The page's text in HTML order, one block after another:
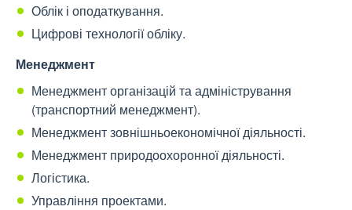
Облік і оподаткування.
Цифрові технології обліку.
Менеджмент
Менеджмент організацій та адміністрування
(транспортний менеджмент).
Менеджмент зовнішньоекономічної діяльності.
Менеджмент природоохоронної діяльності.
Логістика.
Управління проектами.